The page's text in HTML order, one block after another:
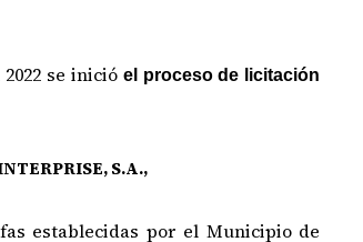
se inició el proceso de licitación
S.A.,
establecidas por el Municipio de